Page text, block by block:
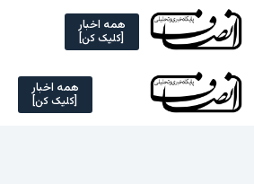
Skip
content
همه اخبار
[کلیک کن]
همه اخبار
[کلیک کن]